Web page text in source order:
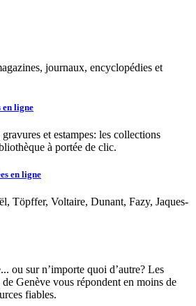
journaux, encyclopédies et
en ligne
et estampes: les collections
à portée de clic.
en ligne
Töpffer, Voltaire, Dunant, Fazy, Jaques-
ou sur n’importe quoi d’autre? Les
Genève vous répondent en moins de
fiables.